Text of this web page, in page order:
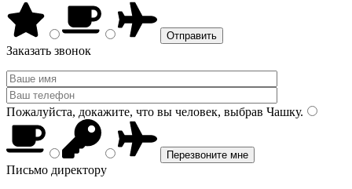
Заказать звонок
Пожалуйста, докажите, что вы человек, выбрав Чашку.
Письмо директору